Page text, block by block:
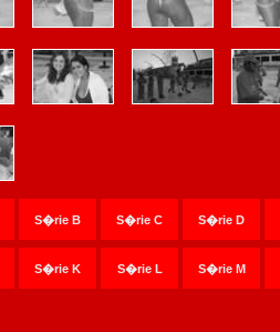
S�rie B S�rie C S�rie D
S�rie K S�rie L S�rie M